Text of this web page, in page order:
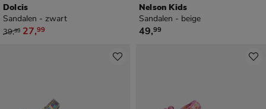
Dolcis
Sandalen - zwart
van € 39,99 voor € 27,99
39,99 27,99
Nelson Kids
Sandalen - beige
€ 49,99
49,99